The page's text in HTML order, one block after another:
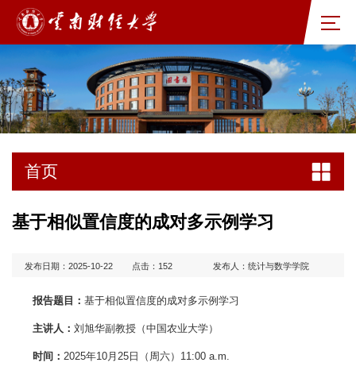
首页
基于相似置信度的成对多示例学习
发布日期：2025-10-22 点击： 152 发布人：统计与数学学院
报告题目： 基于相似置信度的成对多示例学习
主讲人： 刘旭华副教授（中国农业大学）
时间： 2025年10月25日（周六）11:00 a.m.